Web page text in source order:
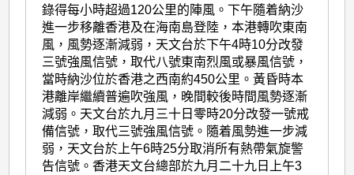
錄得每小時超過120公里的陣風。下午隨着納沙
進一步移離香港及在海南島登陸，本港轉吹東南
風，風勢逐漸減弱，天文台於下午4時10分改發
三號強風信號，取代八號東南烈風或暴風信號，
當時納沙位於香港之西南約450公里。黃昏時本
港離岸繼續普遍吹強風，晚間較後時間風勢逐漸
減弱。天文台於九月三十日零時20分改發一號戒
備信號，取代三號強風信號。隨着風勢進一步減
弱，天文台於上午6時25分取消所有熱帶氣旋警
告信號。香港天文台總部於九月二十九日上午3